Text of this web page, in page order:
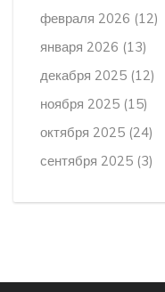
февраля 2026 (12)
января 2026 (13)
декабря 2025 (12)
ноября 2025 (15)
октября 2025 (24)
сентября 2025 (3)